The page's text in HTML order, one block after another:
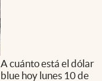
A cuánto está el dólar
blue hoy lunes 10 de